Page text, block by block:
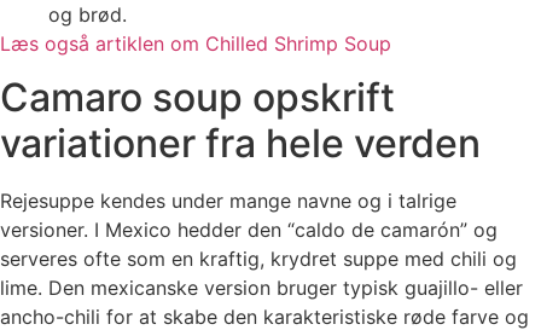
og brød.
Læs også artiklen om Chilled Shrimp Soup
Camaro soup opskrift
variationer fra hele verden
Rejesuppe kendes under mange navne og i talrige
versioner. I Mexico hedder den “caldo de camarón” og
serveres ofte som en kraftig, krydret suppe med chili og
lime. Den mexicanske version bruger typisk guajillo- eller
ancho-chili for at skabe den karakteristiske røde farve og